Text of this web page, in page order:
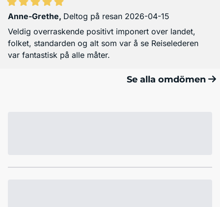
Anne-Grethe, Deltog på resan 2026-04-15
Veldig overraskende positivt imponert over landet,
folket, standarden og alt som var å se Reiselederen
var fantastisk på alle måter.
Se alla omdömen